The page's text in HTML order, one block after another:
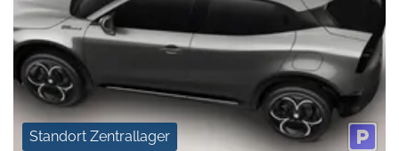
Standort Zentrallager